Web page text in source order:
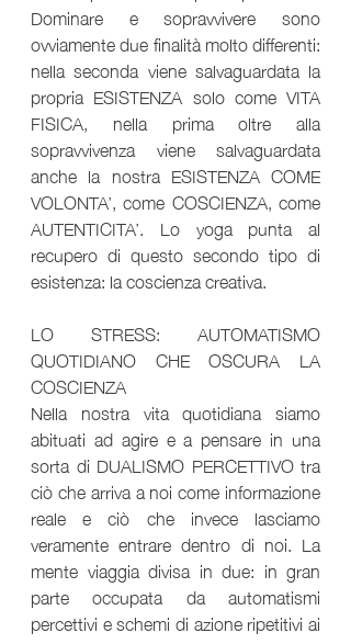
Dominare e sopravvivere sono
ovviamente due finalità molto differenti:
nella seconda viene salvaguardata la
propria ESISTENZA solo come VITA
FISICA, nella prima oltre alla
sopravvivenza viene salvaguardata
anche la nostra ESISTENZA COME
VOLONTA’, come COSCIENZA, come
AUTENTICITA’. Lo yoga punta al
recupero di questo secondo tipo di
esistenza: la coscienza creativa.
LO STRESS: AUTOMATISMO
QUOTIDIANO CHE OSCURA LA
COSCIENZA
Nella nostra vita quotidiana siamo
abituati ad agire e a pensare in una
sorta di DUALISMO PERCETTIVO tra
ciò che arriva a noi come informazione
reale e ciò che invece lasciamo
veramente entrare dentro di noi. La
mente viaggia divisa in due: in gran
parte occupata da automatismi
percettivi e schemi di azione ripetitivi ai